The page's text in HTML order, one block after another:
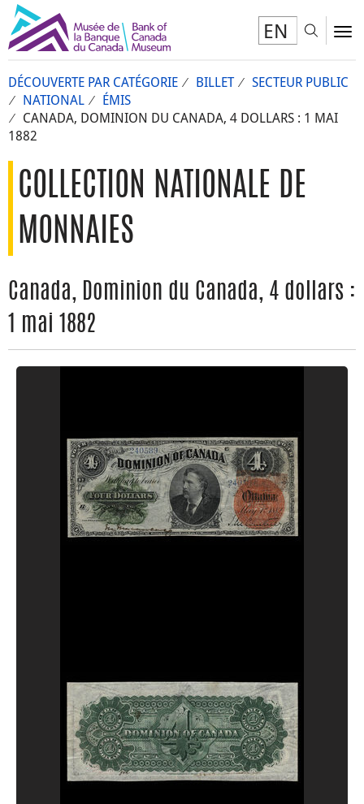
EN
DÉCOUVERTE PAR CATÉGORIE BILLET
SECTEUR PUBLIC
NATIONAL
ÉMIS
CANADA, DOMINION DU CANADA, 4 DOLLARS : 1 MAI
1882
COLLECTION NATIONALE DE
MONNAIES
Canada, Dominion du Canada, 4 dollars :
1 mai 1882